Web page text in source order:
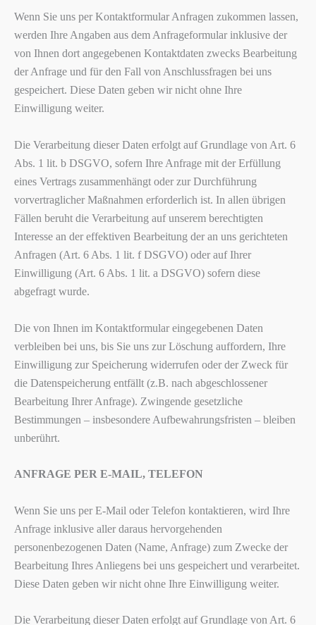
Wenn Sie uns per Kontaktformular Anfragen zukommen lassen,
werden Ihre Angaben aus dem Anfrageformular inklusive der
von Ihnen dort angegebenen Kontaktdaten zwecks Bearbeitung
der Anfrage und für den Fall von Anschlussfragen bei uns
gespeichert. Diese Daten geben wir nicht ohne Ihre
Einwilligung weiter.
Die Verarbeitung dieser Daten erfolgt auf Grundlage von Art. 6
Abs. 1 lit. b DSGVO, sofern Ihre Anfrage mit der Erfüllung
eines Vertrags zusammenhängt oder zur Durchführung
vorvertraglicher Maßnahmen erforderlich ist. In allen übrigen
Fällen beruht die Verarbeitung auf unserem berechtigten
Interesse an der effektiven Bearbeitung der an uns gerichteten
Anfragen (Art. 6 Abs. 1 lit. f DSGVO) oder auf Ihrer
Einwilligung (Art. 6 Abs. 1 lit. a DSGVO) sofern diese
abgefragt wurde.
Die von Ihnen im Kontaktformular eingegebenen Daten
verbleiben bei uns, bis Sie uns zur Löschung auffordern, Ihre
Einwilligung zur Speicherung widerrufen oder der Zweck für
die Datenspeicherung entfällt (z.B. nach abgeschlossener
Bearbeitung Ihrer Anfrage). Zwingende gesetzliche
Bestimmungen – insbesondere Aufbewahrungsfristen – bleiben
unberührt.
ANFRAGE PER E-MAIL, TELEFON
Wenn Sie uns per E-Mail oder Telefon kontaktieren, wird Ihre
Anfrage inklusive aller daraus hervorgehenden
personenbezogenen Daten (Name, Anfrage) zum Zwecke der
Bearbeitung Ihres Anliegens bei uns gespeichert und verarbeitet.
Diese Daten geben wir nicht ohne Ihre Einwilligung weiter.
Die Verarbeitung dieser Daten erfolgt auf Grundlage von Art. 6